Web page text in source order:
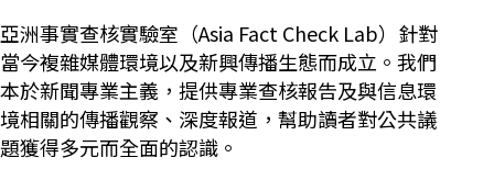
亞洲事實查核實驗室（Asia Fact Check Lab）針對
當今複雜媒體環境以及新興傳播生態而成立。我們
本於新聞專業主義，提供專業查核報告及與信息環
境相關的傳播觀察、深度報道，幫助讀者對公共議
題獲得多元而全面的認識。